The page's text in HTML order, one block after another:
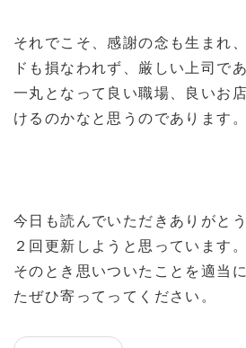
それでこそ、感謝の念も生まれ
ドも損なわれず、厳しい上司で
一丸となって良い職場、良いお
けるのかなと思うのであります。
今日も読んでいただきありがと
２回更新しようと思っています
そのとき思いついたことを適当
たぜひ寄ってってください。